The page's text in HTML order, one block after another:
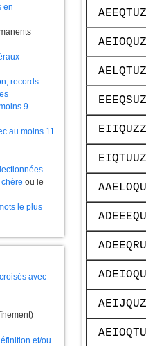
en
records ...
9
au moins 11
ou le
le plus
avec
et/ou
AEEQTUZ
AEIOQUZ
EEEQSUZ
EIIQUZZ
EIQTUUZ